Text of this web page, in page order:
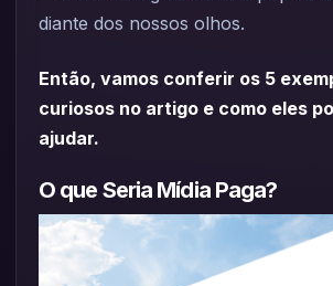
diante dos nossos olhos.
Então, vamos conferir os 5
curiosos no artigo e como eles
ajudar.
O que Seria Mídia Paga?